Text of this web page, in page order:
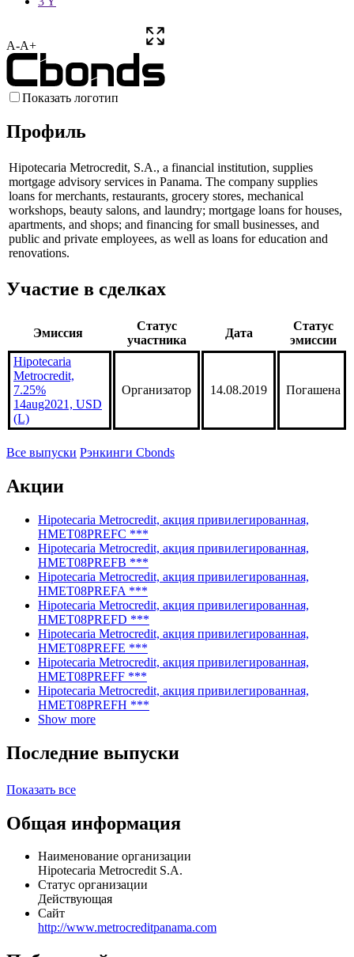
A-A+
Показать логотип
Профиль
Hipotecaria Metrocredit, S.A., a financial institution, supplies
mortgage advisory services in Panama. The company supplies
loans for merchants, restaurants, grocery stores, mechanical
workshops, beauty salons, and laundry; mortgage loans for houses,
apartments, and shops; and financing for small businesses, and
public and private employees, as well as loans for education and
renovations.
Участие в сделках
Эмиссия
Статус
участника
Дата
Статус
эмиссии
Hipotecaria
Metrocredit,
7.25%
14aug2021, USD
(L)
Организатор 14.08.2019 Погашена
Все выпуски Рэнкинги Cbonds
Акции
Hipotecaria Metrocredit, акция привилегированная,
HMET08PREFC ***
Hipotecaria Metrocredit, акция привилегированная,
HMET08PREFB ***
Hipotecaria Metrocredit, акция привилегированная,
HMET08PREFA ***
Hipotecaria Metrocredit, акция привилегированная,
HMET08PREFD ***
Hipotecaria Metrocredit, акция привилегированная,
HMET08PREFE ***
Hipotecaria Metrocredit, акция привилегированная,
HMET08PREFF ***
Hipotecaria Metrocredit, акция привилегированная,
HMET08PREFH ***
Show more
Последние выпуски
Показать все
Общая информация
Наименование организации
Hipotecaria Metrocredit S.A.
Статус организации
Действующая
Сайт
http://www.metrocreditpanama.com